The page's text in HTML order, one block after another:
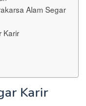
Alam Segar
Karir
Karir